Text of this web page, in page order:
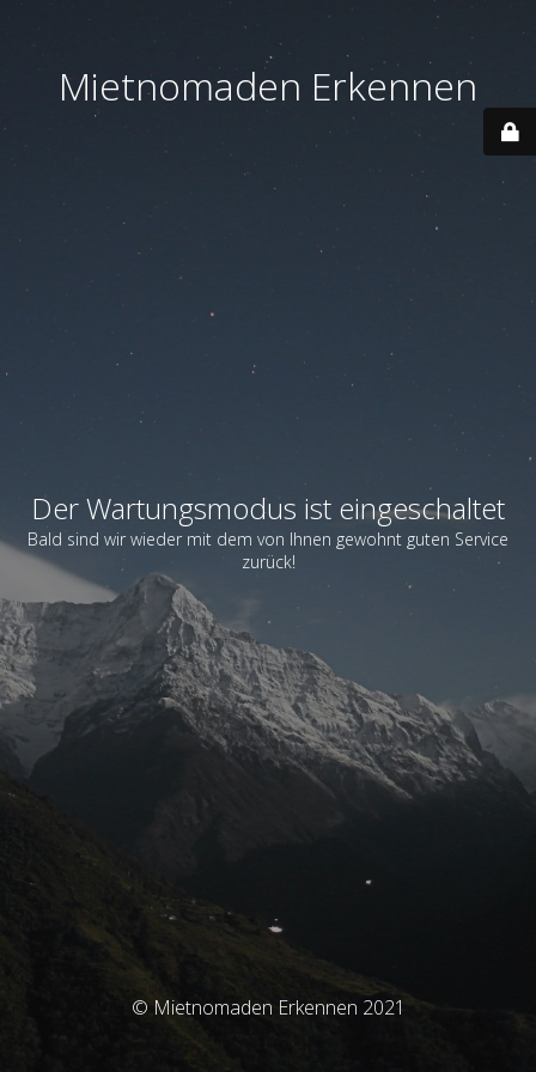
Mietnomaden Erkennen
Der Wartungsmodus ist eingeschaltet
Bald sind wir wieder mit dem von Ihnen gewohnt guten Service
zurück!
© Mietnomaden Erkennen 2021